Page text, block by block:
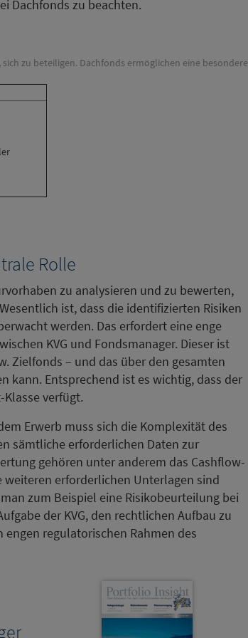
Dachfonds zu beachten.
zu beteiligen. Dachfonds ermöglichen eine besondere
Rolle
zu analysieren und zu bewerten,
ist, dass die identifizierten Risiken
werden. Das erfordert eine enge
KVG und Fondsmanager. Dieser ist
Zielfonds – und das über den gesamten
kann. Entsprechend ist es wichtig, dass der
verfügt.
Erwerb muss sich die Komplexität des
sämtliche erforderlichen Daten zur
gehören unter anderem das Cashflow-
erforderlichen Unterlagen sind
zum Beispiel eine Risikobeurteilung bei
der KVG, den rechtlichen Aufbau zu
regulatorischen Rahmen des